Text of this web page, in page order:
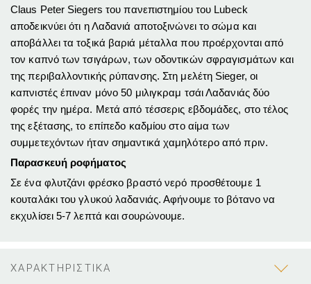
Claus Peter Siegers του πανεπιστημίου του Lubeck
αποδεικνύει ότι η Λαδανιά αποτοξινώνει το σώμα και
αποβάλλει τα τοξικά βαριά μέταλλα που προέρχονται από
τον καπνό των τσιγάρων, των οδοντικών σφραγισμάτων και
της περιβαλλοντικής ρύπανσης. Στη μελέτη Sieger, οι
καπνιστές έπιναν μόνο 50 μιλιγκραμ τσάι Λαδανιάς δύο
φορές την ημέρα. Μετά από τέσσερις εβδομάδες, στο τέλος
της εξέτασης, το επίπεδο καδμίου στο αίμα των
συμμετεχόντων ήταν σημαντικά χαμηλότερο από πριν.
Παρασκευή ροφήματος
Σε ένα φλυτζάνι φρέσκο βραστό νερό προσθέτουμε 1
κουταλάκι του γλυκού λαδανιάς. Αφήνουμε το βότανο να
εκχυλίσει 5-7 λεπτά και σουρώνουμε.
ΧΑΡΑΚΤΗΡΙΣΤΙΚΑ